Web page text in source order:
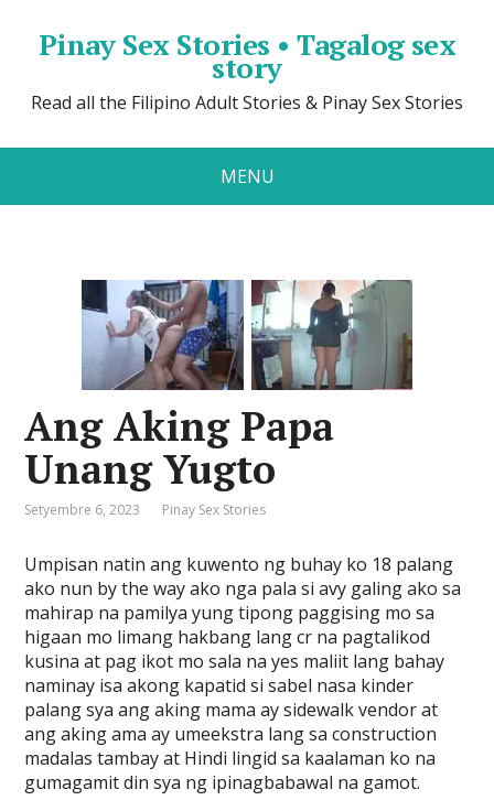
Pinay Sex Stories • Tagalog sex
story
Read all the Filipino Adult Stories & Pinay Sex Stories
MENU
Ang Aking Papa
Unang Yugto
Setyembre 6, 2023 Pinay Sex Stories
Umpisan natin ang kuwento ng buhay ko 18 palang
ako nun by the way ako nga pala si avy galing ako sa
mahirap na pamilya yung tipong paggising mo sa
higaan mo limang hakbang lang cr na pagtalikod
kusina at pag ikot mo sala na yes maliit lang bahay
naminay isa akong kapatid si sabel nasa kinder
palang sya ang aking mama ay sidewalk vendor at
ang aking ama ay umeekstra lang sa construction
madalas tambay at Hindi lingid sa kaalaman ko na
gumagamit din sya ng ipinagbabawal na gamot.